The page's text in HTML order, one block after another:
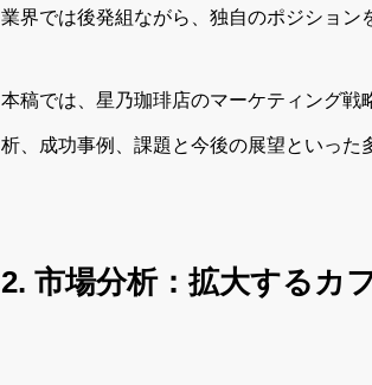
業界では後発組ながら、独自のポジション
本稿では、星乃珈琲店のマーケティング
析、成功事例、課題と今後の展望といった
2. 市場分析：拡大するカ